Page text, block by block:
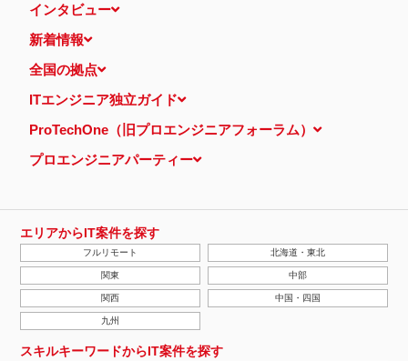
インタビュー
新着情報
全国の拠点
ITエンジニア独立ガイド
ProTechOne（旧プロエンジニアフォーラム）
プロエンジニアパーティー
エリアからIT案件を探す
フルリモート 北海道・東北
関東 中部
関西 中国・四国
九州
スキルキーワードからIT案件を探す